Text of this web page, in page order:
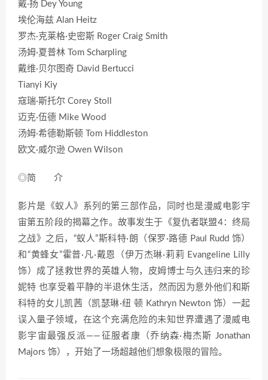
戴·扬 Dey Young
埃伦海兹 Alan Heitz
罗杰·克莱格·史密斯 Roger Craig Smith
汤姆·夏普林 Tom Scharpling
戴维·贝尔图奇 David Bertucci
Tianyi Kiy
寇瑞·斯托尔 Corey Stoll
迈克·伍德 Mike Wood
汤姆·希德勒斯顿 Tom Hiddleston
欧文·威尔逊 Owen Wilson
◎简 介
影片是《蚁人》系列的第三部作品，同时也是漫威电影宇
宙第五阶段的揭幕之作。故事发生于《复仇者联盟4：终局
之战》之后，“蚁人”斯科特·朗（保罗·路德 Paul Rudd 饰）
和“黄蜂女”霍普·凡·戴恩（伊万杰琳·莉莉 Evangeline Lilly
饰）成了拯救世界的英雄人物，皮姆博士与久违归来的珍
妮特 也享受着平静的半退休生活，然而因为意外他们和斯
科特的女儿凯茜（凯瑟琳·纽 顿 Kathryn Newton 饰）一起
误入量子领域，在这个充满危险的未知世界遭遇了漫威电
影宇宙最强反派——征服者康（乔纳森·梅杰斯 Jonathan
Majors 饰），开始了一场超越他们想象极限的冒险。